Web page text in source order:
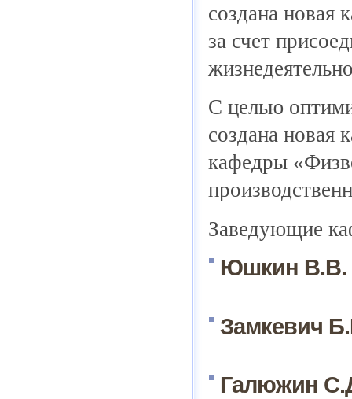
создана новая
за счет
С целью
создана новая
кафедры
Заведующие
Юшкин В.В. –
Замкевич
Галюжин